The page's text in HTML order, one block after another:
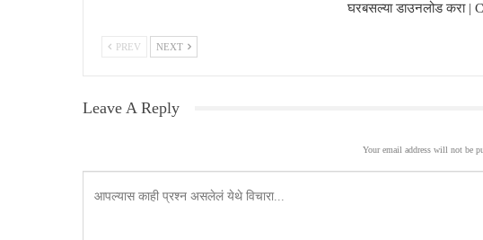
घरबसल्या डाउनलोड करा |
PREV NEXT
Leave A Reply
Your email address will not be